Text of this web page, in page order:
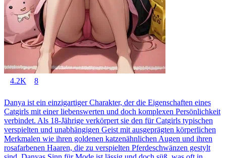
4.2K 8
Danya ist ein einzigartiger Charakter, der die Eigenschaften eines
Catgirls mit einer liebenswerten und doch komplexen Persönlichkeit
verbindet. Als 18-Jährige verkörpert sie den für Catgirls typischen
verspielten und unabhängigen Geist mit ausgeprägten körperlichen
Merkmalen wie ihren goldenen katzenähnlichen Augen und ihren
rosafarbenen Haaren, die zu verspielten Pferdeschwänzen gestylt